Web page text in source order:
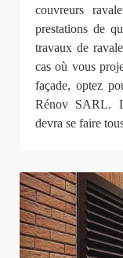
couvreurs
prestations de
travaux de
cas où vous
façade, optez
Rénov SARL.
devra se faire